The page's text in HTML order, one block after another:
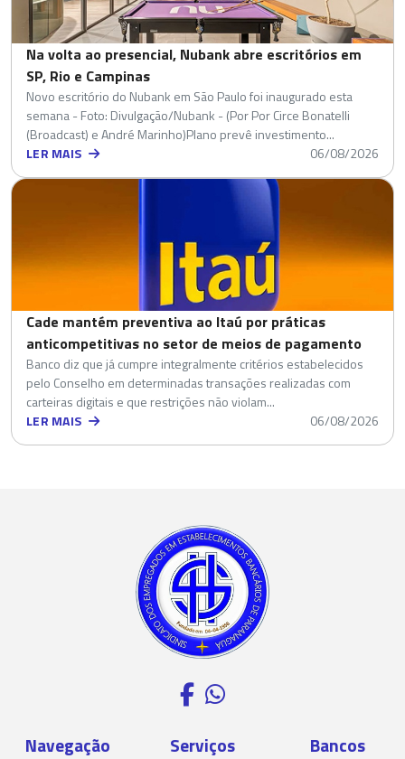
Na volta ao presencial, Nubank abre escritórios em
SP, Rio e Campinas
Novo escritório do Nubank em São Paulo foi inaugurado esta
semana - Foto: Divulgação/Nubank - (Por Por Circe Bonatelli
(Broadcast) e André Marinho)Plano prevê investimento...
LER MAIS
06/08/2026
Cade mantém preventiva ao Itaú por práticas
anticompetitivas no setor de meios de pagamento
Banco diz que já cumpre integralmente critérios estabelecidos
pelo Conselho em determinadas transações realizadas com
carteiras digitais e que restrições não violam...
LER MAIS
06/08/2026
Navegação Serviços Bancos